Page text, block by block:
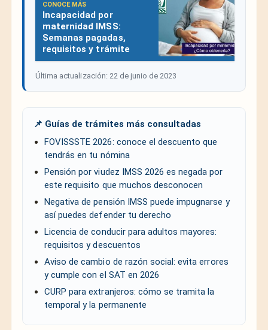
CONOCE MÁS
Incapacidad por
maternidad IMSS:
Semanas pagadas,
requisitos y trámite
Última actualización: 22 de junio de 2023
📌 Guías de trámites más consultadas
FOVISSSTE 2026: conoce el descuento que
tendrás en tu nómina
Pensión por viudez IMSS 2026 es negada por
este requisito que muchos desconocen
Negativa de pensión IMSS puede impugnarse y
así puedes defender tu derecho
Licencia de conducir para adultos mayores:
requisitos y descuentos
Aviso de cambio de razón social: evita errores
y cumple con el SAT en 2026
CURP para extranjeros: cómo se tramita la
temporal y la permanente